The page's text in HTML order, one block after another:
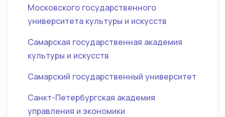
Московского государственного
университета культуры и искусств
Самарская государственная академия
культуры и искусств
Самарский государственный университет
Санкт-Петербургская академия
управления и экономики